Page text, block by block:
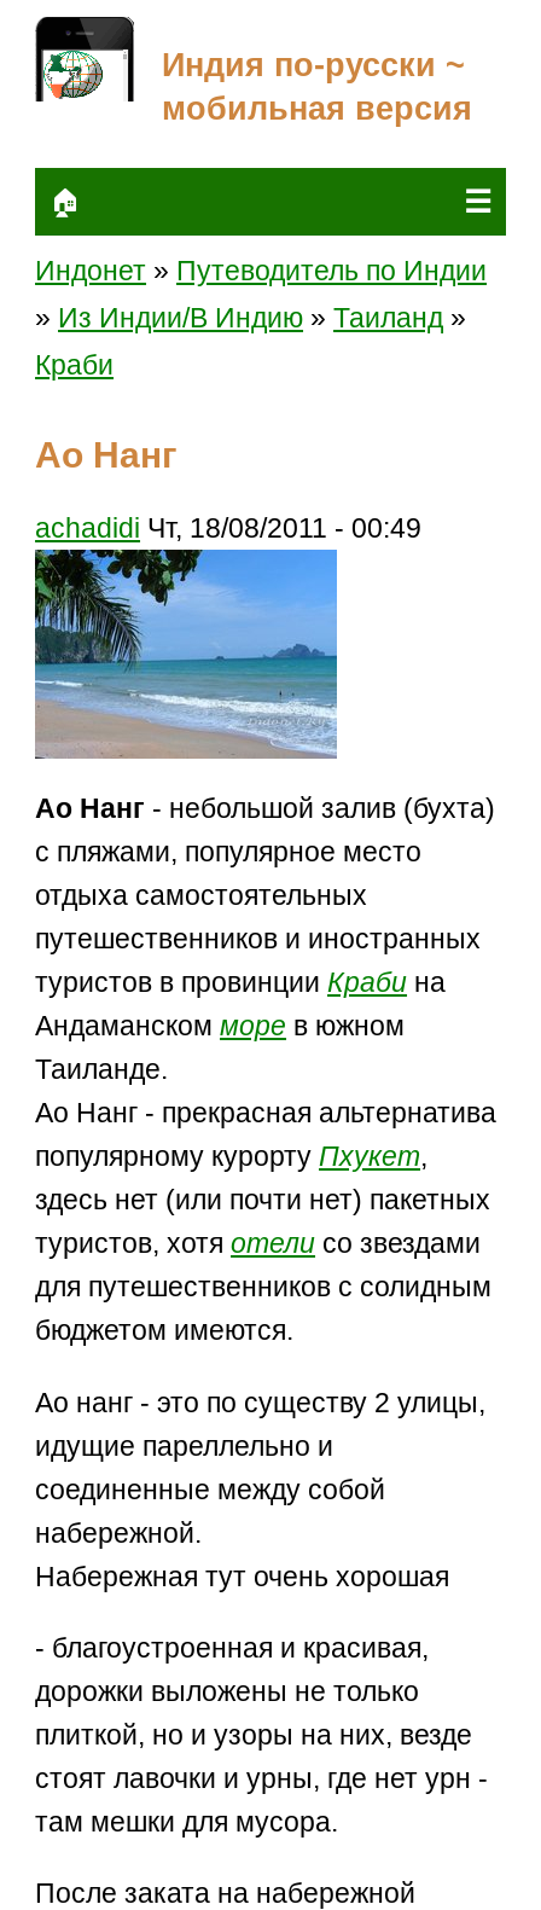
Индия по-русски ~
мобильная версия
🏠 ☰
Индонет » Путеводитель по Индии
» Из Индии/В Индию »Таиланд »
Краби
Ао Нанг
achadidi Чт, 18/08/2011 - 00:49
Ао Нанг - небольшой залив (бухта)
с пляжами, популярное место
отдыха самостоятельных
путешественников и иностранных
туристов в провинцииКраби на
Андаманскомморе в южном
Таиланде.
Ао Нанг - прекрасная альтернатива
популярному курортуПхукет,
здесь нет (или почти нет) пакетных
туристов, хотяотели со звездами
для путешественников с солидным
бюджетом имеются.
Ао нанг - это по существу 2 улицы,
идущие пареллельно и
соединенные между собой
набережной.
Набережная тут очень хорошая
- благоустроенная и красивая,
дорожки выложены не только
плиткой, но и узоры на них, везде
стоят лавочки и урны, где нет урн -
там мешки для мусора.
После заката на набережной